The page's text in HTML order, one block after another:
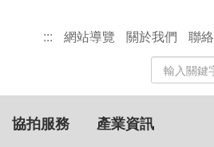
::: 網站導覽 關於我們 聯
站
內
搜
尋
關
協拍服務 產業資訊